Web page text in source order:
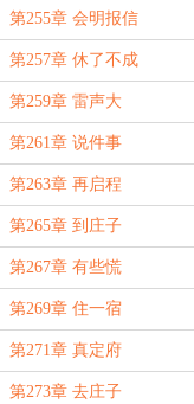
第255章 会明报信
第257章 休了不成
第259章 雷声大
第261章 说件事
第263章 再启程
第265章 到庄子
第267章 有些慌
第269章 住一宿
第271章 真定府
第273章 去庄子